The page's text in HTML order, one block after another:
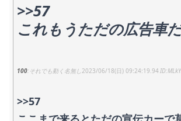
>>57
これもうただの広告車
100 それでも動く名無し2023/06/18(日) 09:24:19.94
>>57